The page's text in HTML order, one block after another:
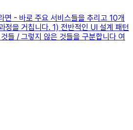
면 - 바로 주요 서비스들을 추리고 10개
정을 거칩니다. 1) 전반적인 UI 설계 패턴
들 / 그렇지 않은 것들을 구분합니다 여